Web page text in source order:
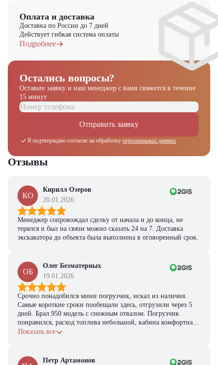
Оплата и доставка
Доставка по России до 7 дней
Действует гибкая система оплаты
Подробнее
Остались вопросы?
Оставьте заявку и наш менеджер с вами свяжется в течение
15 минут
Отправить заявку
Я подтверждаю согласие на обработку персональных данных
Отзывы
КО
Кирилл Озеров
20.01.2026
Менеджер сопровождал сделку от начала и до конца, не
терялся и был на связи можно сказать 24 на 7. Доставка
экскаватора до объекта была выполнена в оговоренный срок.
ОБ
Олег Безматерных
19.01.2026
Срочно понадобился мини погрузчик, искал из наличия.
Самые короткие сроки пообещали здесь, отгрузили через 5
дней. Брал 950 модель с снежным отвалом. Погрузчик
понравился, расход топлива небольшой, кабина комфортная,
с задачами справляется.
Показать все
Петр Артамонов